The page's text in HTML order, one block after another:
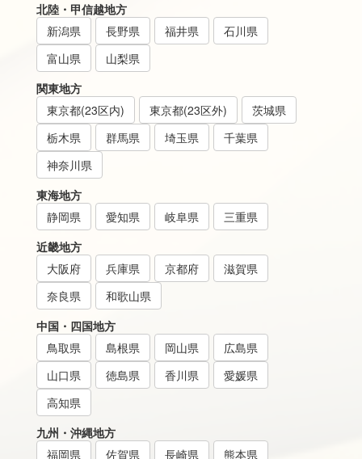
北陸・甲信越地方
新潟県
長野県 福井県
石川県
富山県
山梨県
関東地方
東京都(23区内)
東京都(23区外)
茨城県
栃木県
群馬県 埼玉県
千葉県
神奈川県
東海地方
静岡県
愛知県 岐阜県
三重県
近畿地方
大阪府
兵庫県 京都府
滋賀県
奈良県
和歌山県
中国・四国地方
鳥取県
島根県 岡山県
広島県
山口県
徳島県 香川県
愛媛県
高知県
九州・沖縄地方
福岡県
佐賀県 長崎県 熊本県